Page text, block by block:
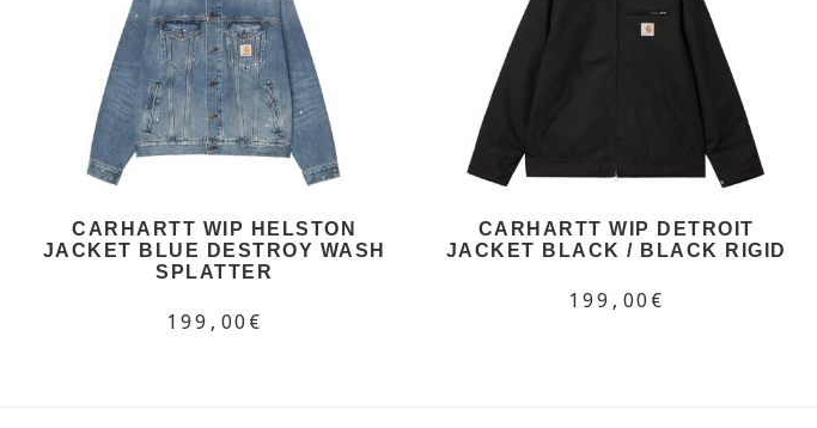
CARHARTT WIP HELSTON
JACKET BLUE DESTROY WASH
SPLATTER
199,00€
CARHARTT WIP DETROIT
JACKET BLACK / BLACK RIGID
199,00€